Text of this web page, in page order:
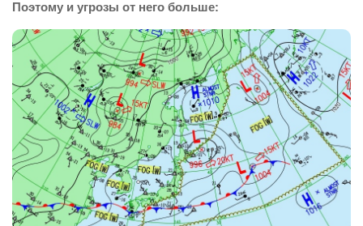
Поэтому и угрозы от него больше: